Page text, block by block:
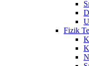
Fizik